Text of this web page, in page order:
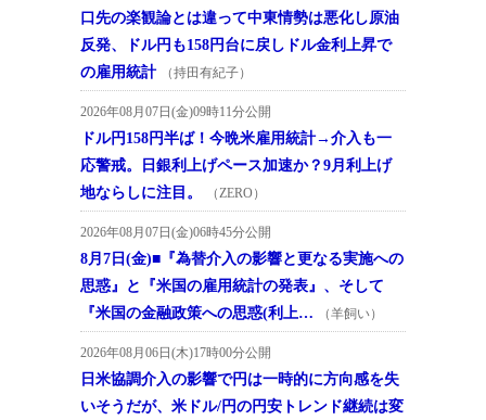
口先の楽観論とは違って中東情勢は悪化し原油
反発、ドル円も158円台に戻しドル金利上昇で
の雇用統計
（持田有紀子）
2026年08月07日(金)09時11分公開
ドル円158円半ば！今晩米雇用統計→介入も一
応警戒。日銀利上げペース加速か？9月利上げ
地ならしに注目。
（ZERO）
2026年08月07日(金)06時45分公開
8月7日(金)■『為替介入の影響と更なる実施への
思惑』と『米国の雇用統計の発表』、そして
『米国の金融政策への思惑(利上…
（羊飼い）
2026年08月06日(木)17時00分公開
日米協調介入の影響で円は一時的に方向感を失
いそうだが、米ドル/円の円安トレンド継続は変